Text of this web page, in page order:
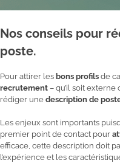
Nos conseils pour
poste.
Pour attirer les bons profils de
recrutement – qu’il soit
rédiger une description de
Les enjeux sont importants
premier point de contact pour
efficace, cette description doit
l’expérience et les